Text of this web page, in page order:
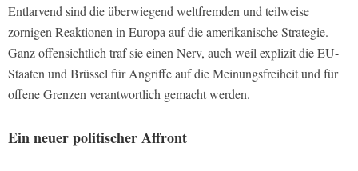
Entlarvend sind die überwiegend weltfremden und teilweise
zornigen Reaktionen in Europa auf die amerikanische Strategie.
Ganz offensichtlich traf sie einen Nerv, auch weil explizit die EU-
Staaten und Brüssel für Angriffe auf die Meinungsfreiheit und für
offene Grenzen verantwortlich gemacht werden.
Ein neuer politischer Affront